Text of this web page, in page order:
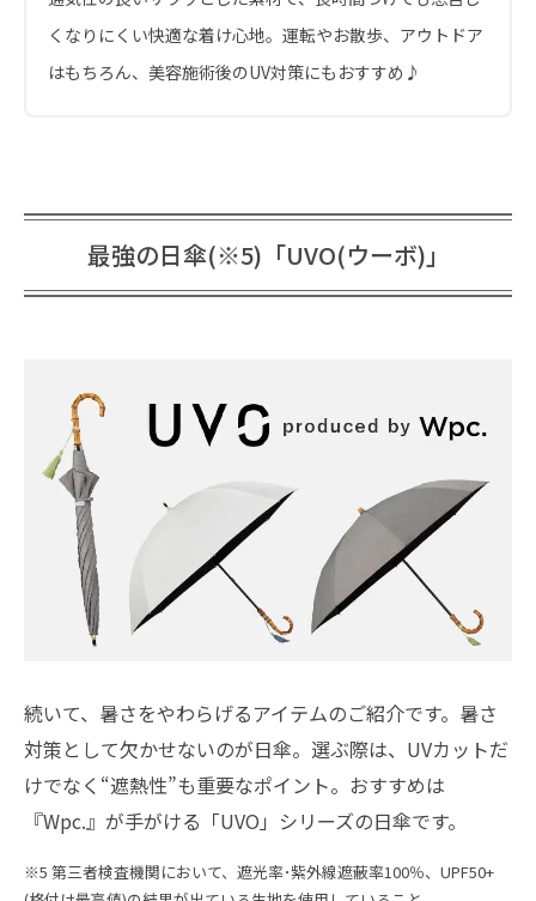
くなりにくい快適な着け心地。運転やお散歩、アウトドア
はもちろん、美容施術後のUV対策にもおすすめ♪
最強の日傘(※5)「UVO(ウーボ)」
続いて、暑さをやわらげるアイテムのご紹介です。暑さ
対策として欠かせないのが日傘。選ぶ際は、UVカットだ
けでなく“遮熱性”も重要なポイント。おすすめは
『Wpc.』が手がける「UVO」シリーズの日傘です。
※5 第三者検査機関において、遮光率･紫外線遮蔽率100％、UPF50+